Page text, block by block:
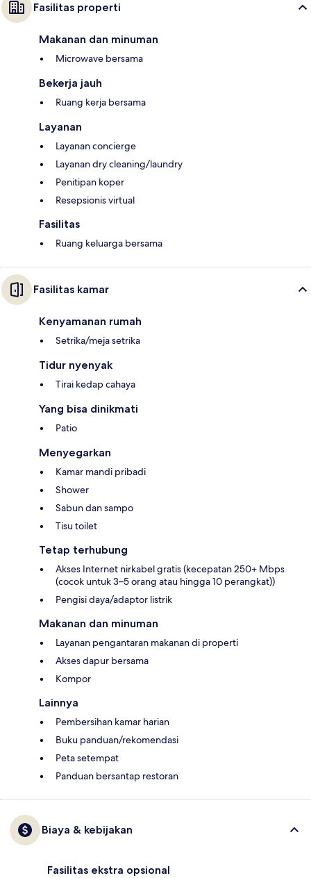
Fasilitas properti
Makanan dan minuman
Microwave bersama
Bekerja jauh
Ruang kerja bersama
Layanan
Layanan concierge
Layanan dry cleaning/laundry
Penitipan koper
Resepsionis virtual
Fasilitas
Ruang keluarga bersama
Fasilitas kamar
Kenyamanan rumah
Setrika/meja setrika
Tidur nyenyak
Tirai kedap cahaya
Yang bisa dinikmati
Patio
Menyegarkan
Kamar mandi pribadi
Shower
Sabun dan sampo
Tisu toilet
Tetap terhubung
Akses Internet nirkabel gratis (kecepatan 250+ Mbps
(cocok untuk 3–5 orang atau hingga 10 perangkat))
Pengisi daya/adaptor listrik
Makanan dan minuman
Layanan pengantaran makanan di properti
Akses dapur bersama
Kompor
Lainnya
Pembersihan kamar harian
Buku panduan/rekomendasi
Peta setempat
Panduan bersantap restoran
Biaya & kebijakan
Fasilitas ekstra opsional